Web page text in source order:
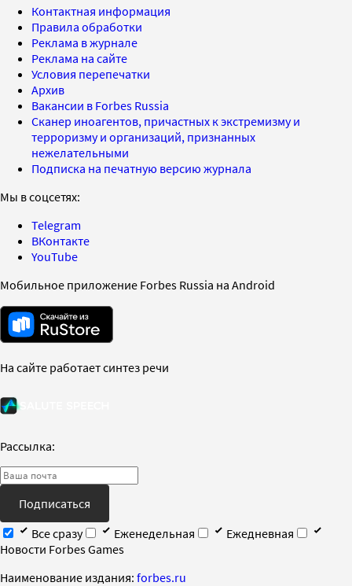
Контактная информация
Правила обработки
Реклама в журнале
Реклама на сайте
Условия перепечатки
Архив
Вакансии в Forbes Russia
Сканер иноагентов, причастных к экстремизму и
терроризму и организаций, признанных
нежелательными
Подписка на печатную версию журнала
Мы в соцсетях:
Telegram
ВКонтакте
YouTube
Мобильное приложение Forbes Russia на Android
На сайте работает синтез речи
Рассылка:
Подписаться
Все сразу
Еженедельная
Ежедневная
Новости Forbes Games
Наименование издания: forbes.ru